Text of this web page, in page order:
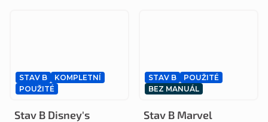
STAV B
KOMPLETNÍ
POUŽITÉ
Stav B Disney's
STAV B
POUŽITÉ
BEZ MANUÁL
Stav B Marvel